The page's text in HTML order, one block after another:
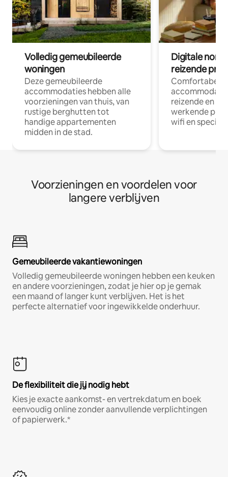
Volledig gemeubileerde
woningen
Deze gemeubileerde
accommodaties hebben alle
voorzieningen van thuis, van
rustige berghutten tot
handige appartementen
midden in de stad.
Digitale
reizende
Comfortabele
reizende en
werkende
wifi en
Voorzieningen en voordelen voor
langere verblijven
Gemeubileerde vakantiewoningen
Volledig gemeubileerde woningen hebben een keuken
en andere voorzieningen, zodat je hier op je gemak
een maand of langer kunt verblijven. Het is het
perfecte alternatief voor ingewikkelde onderhuur.
De flexibiliteit die jij nodig hebt
Kies je exacte aankomst- en vertrekdatum en boek
eenvoudig online zonder aanvullende verplichtingen
of papierwerk.*